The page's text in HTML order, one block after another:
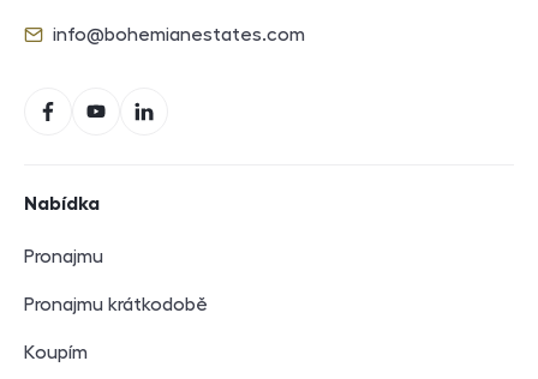
E-mail
info@bohemianestates.com
FacebookYouTubeLinkedIn
Nabídka
Pronajmu
Pronajmu krátkodobě
Koupím